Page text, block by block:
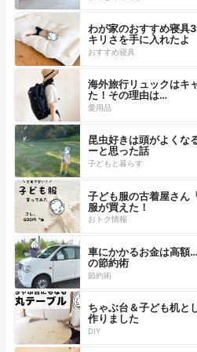
わが家のおすすめ寝具
キリさを手に入れたよ
おすすめ寝具
海外旅行リュックはキ
た！その理由は…
愛用品
昆虫好きは頭がよくな
ーと思った話
子どもと暮らす
子ども服の古着屋さん
服が買えた！
おトク情報
車にかかるお金は高額
の節約術
節約術
ちゃぶ台＆子ども机と
作りました
DIY